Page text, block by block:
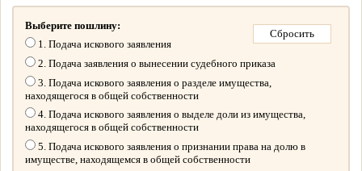
Выберите пошлину:
1. Подача искового заявления
2. Подача заявления о вынесении судебного приказа
3. Подача искового заявления о разделе имущества,
находящегося в общей собственности
4. Подача искового заявления о выделе доли из имущества,
находящегося в общей собственности
5. Подача искового заявления о признании права на долю в
имуществе, находящемся в общей собственности